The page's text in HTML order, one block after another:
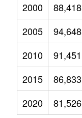
2000
88,418
2005
94,648
2010
91,451
2015
86,833
2020
81,526